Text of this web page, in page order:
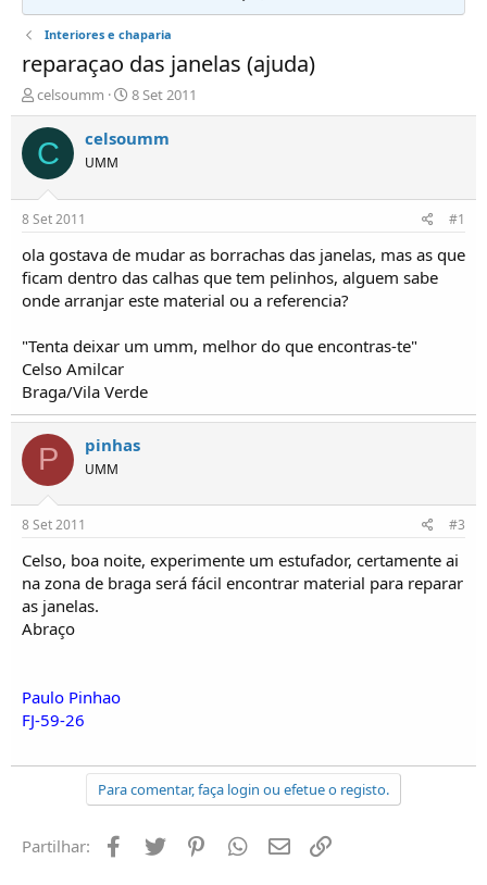
Interiores e chaparia
reparaçao das janelas (ajuda)
I
n
i
c
i
d
o
r
e
T
p
i
c
s
celsoumm
D
a
t
i
o
8 Set 2011
C celsoumm
UMM
8 Set 2011 #1
ola gostava de mudar as borrachas das janelas, mas as que
ficam dentro das calhas que tem pelinhos, alguem sabe
onde arranjar este material ou a referencia?
"Tenta deixar um umm, melhor do que encontras-te"
Celso Amilcar
Braga/Vila Verde
P pinhas
UMM
8 Set 2011 #3
Celso, boa noite, experimente um estufador, certamente ai
na zona de braga será fácil encontrar material para reparar
as janelas.
Abraço
Paulo Pinhao
FJ-59-26
Para comentar, faça login ou efetue o registo.
Partilhar: Facebook
Twitter PinterestWhatsapp
Email